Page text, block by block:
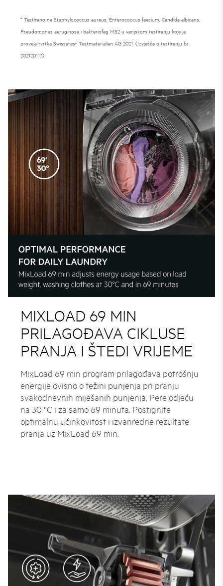
* Testirano na Staphylococcus aureus, Enterococcus faecium, Candida albicans,
Pseudomonas aeruginosa i bakteriofag MS2 u vanjskom testiranju koje je
provela tvrtka Swissatest Testmaterialien AG 2021. (Izvješće o testiranju br.
202120117)
MIXLOAD 69 MIN
PRILAGOĐAVA CIKLUSE
PRANJA I ŠTEDI VRIJEME
MixLoad 69 min program prilagođava potrošnju
energije ovisno o težini punjenja pri pranju
svakodnevnih miješanih punjenja. Pere odjeću
na 30 °C i za samo 69 minuta. Postignite
optimalnu učinkovitost i izvanredne rezultate
pranja uz MixLoad 69 min.